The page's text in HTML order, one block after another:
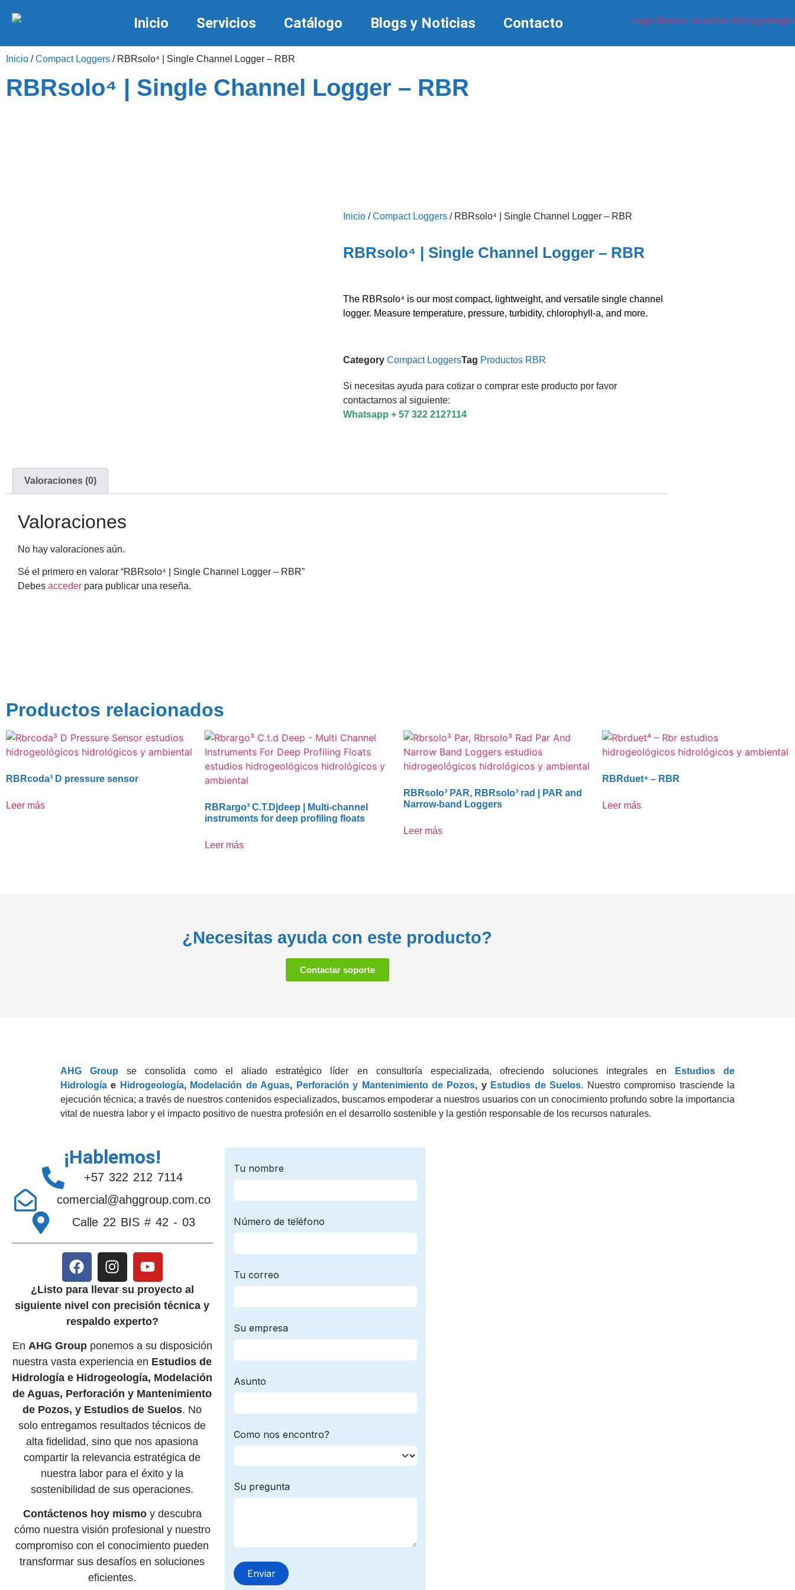
Inicio Servicios Catálogo Blogs y Noticias Contacto
Inicio /Compact Loggers / RBRsolo⁴ | Single Channel Logger – RBR
RBRsolo⁴ | Single Channel Logger – RBR
Inicio /Compact Loggers / RBRsolo⁴ | Single Channel Logger – RBR
RBRsolo⁴ | Single Channel Logger – RBR
The RBRsolo⁴ is our most compact, lightweight, and versatile single channel
logger. Measure temperature, pressure, turbidity, chlorophyll-a, and more.
Category Compact LoggersTag Productos RBR
Si necesitas ayuda para cotizar o comprar este producto por favor
contactarnos al siguiente:
Whatsapp + 57 322 2127114
Valoraciones (0)
Valoraciones
No hay valoraciones aún.
Sé el primero en valorar “RBRsolo⁴ | Single Channel Logger – RBR”
Debes acceder para publicar una reseña.
Productos relacionados
RBRcoda³ D pressure sensor
Leer más
RBRargo³ C.T.D|deep | Multi-channel
instruments for deep profiling floats
Leer más
RBRsolo³ PAR, RBRsolo³ rad | PAR and
Narrow-band Loggers
Leer más
RBRduet⁴ – RBR
Leer más
¿Necesitas ayuda con este producto?
Contactar soporte
AHG Group se consolida como el aliado estratégico líder en consultoría especializada, ofreciendo soluciones integrales en
Estudios de
Hidrología e Hidrogeología, Modelación de Aguas, Perforación y Mantenimiento de Pozos, y Estudios de Suelos. Nuestro compromiso trasciende la
ejecución técnica; a través de nuestros contenidos especializados, buscamos empoderar a nuestros usuarios con un conocimiento profundo sobre la importancia
vital de nuestra labor y el impacto positivo de nuestra profesión en el desarrollo sostenible y la gestión responsable de los recursos naturales.
¡Hablemos!
+57 322 212 7114
comercial@ahggroup.com.co
Calle 22 BIS # 42 - 03
¿Listo para llevar su proyecto al
siguiente nivel con precisión técnica y
respaldo experto?
En AHG Groupponemos a su disposición
nuestra vasta experiencia en Estudios de
Hidrología e Hidrogeología, Modelación
de Aguas, Perforación y Mantenimiento
de Pozos, y Estudios de Suelos. No
solo entregamos resultados técnicos de
alta fidelidad, sino que nos apasiona
compartir la relevancia estratégica de
nuestra labor para el éxito y la
sostenibilidad de sus operaciones.
Contáctenos hoy mismoy descubra
cómo nuestra visión profesional y nuestro
compromiso con el conocimiento pueden
transformar sus desafíos en soluciones
eficientes.